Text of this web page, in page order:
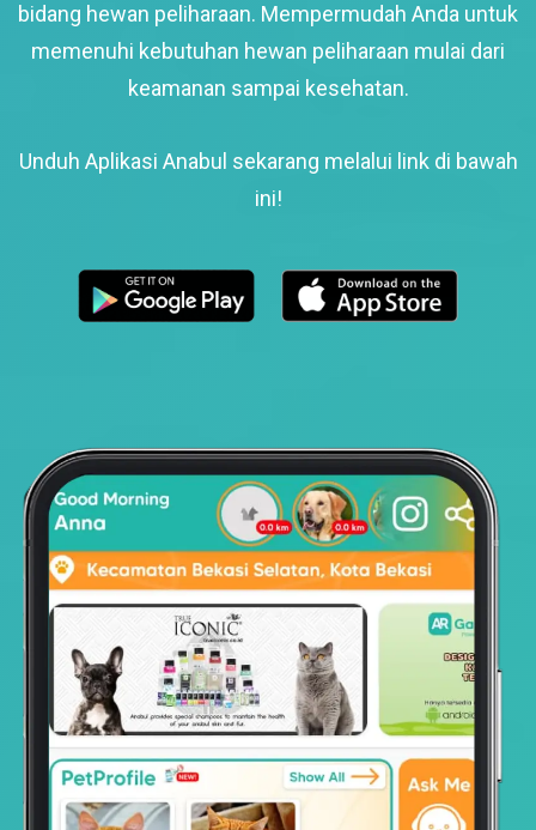
bidang hewan peliharaan. Mempermudah Anda untuk
memenuhi kebutuhan hewan peliharaan mulai dari
keamanan sampai kesehatan.
Unduh Aplikasi Anabul sekarang melalui link di bawah
ini!